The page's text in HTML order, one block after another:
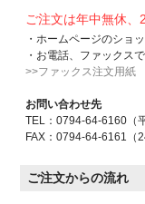
ご注文は年中無休、
・ホームページのショ
・お電話、ファックス
>>ファックス注文用紙
お問い合わせ先
TEL：0794-64-6160（
FAX：0794-64-6161（
ご注文からの流れ